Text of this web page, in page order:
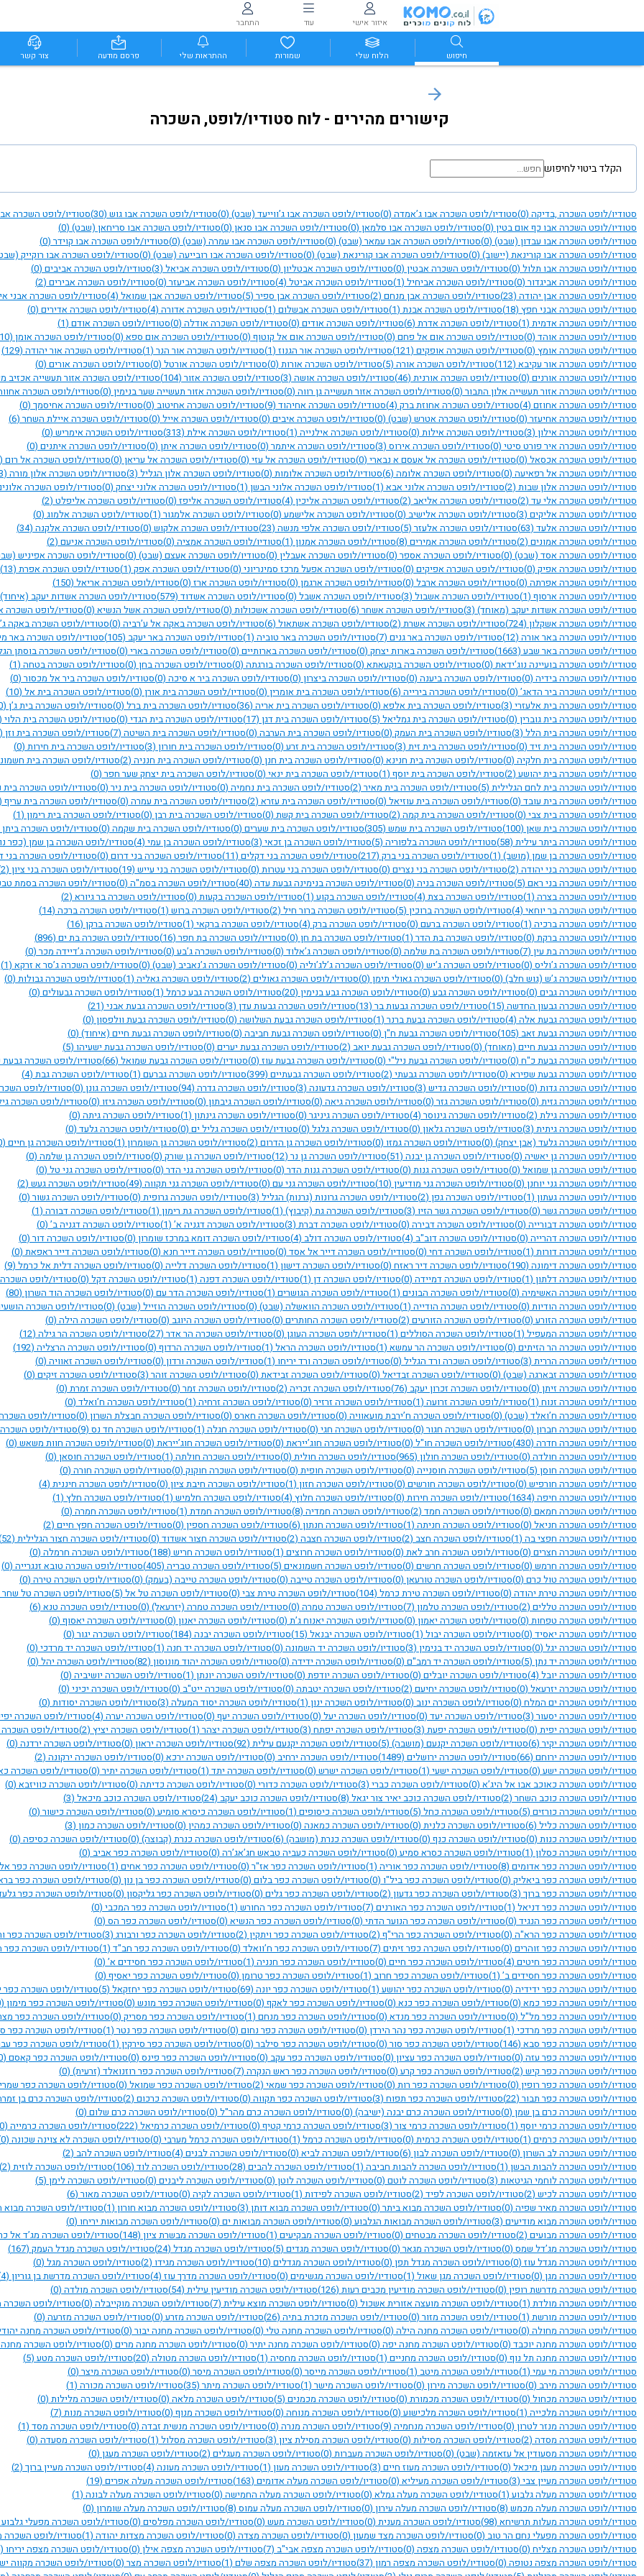
איזור אישי עוד התחבר
חיפוש הלוח שלי שמורות ההתראות שלי פרסם מודעה צור קשר
קישורים מהירים - לוח סטודיו/לופט, השכרה
הקלד ביטוי לחיפוש
סטודיו/לופט השכרה ,בדיקה (0) סטודיו/לופט השכרה אבו ג’אמדה (0) סטודיו/לופט השכרה אבו ג’ווייעד (שבט) (0) סטודיו/לופט השכרה אבו גוש (30) סטודיו/לופט השכרה
סטודיו/לופט השכרה אבו כף אום בטין (0) סטודיו/לופט השכרה אבו סלמאן (0) סטודיו/לופט השכרה אבו סנאן (0) סטודיו/לופט השכרה אבו סריחאן (שבט) (0)
סטודיו/לופט השכרה אבו עבדון (שבט) (0) סטודיו/לופט השכרה אבו עמאר (שבט) (0) סטודיו/לופט השכרה אבו עמרה (שבט) (0) סטודיו/לופט השכרה אבו קוידר (0)
סטודיו/לופט השכרה אבו קורינאת (יישוב) (0) סטודיו/לופט השכרה אבו קורינאת (שבט) (0) סטודיו/לופט השכרה אבו רובייעה (שבט) (0) סטודיו/לופט השכרה אבו רוקייק
סטודיו/לופט השכרה אבו תלול (0) סטודיו/לופט השכרה אבטין (0) סטודיו/לופט השכרה אבטליון (0) סטודיו/לופט השכרה אביאל (3) סטודיו/לופט השכרה אביבים (0)
סטודיו/לופט השכרה אביגדור (0) סטודיו/לופט השכרה אביחיל (1) סטודיו/לופט השכרה אביטל (4) סטודיו/לופט השכרה אביעזר (0) סטודיו/לופט השכרה אבירים (2)
סטודיו/לופט השכרה אבן יהודה (23) סטודיו/לופט השכרה אבן מנחם (2) סטודיו/לופט השכרה אבן ספיר (5) סטודיו/לופט השכרה אבן שמואל (4) סטודיו/לופט השכרה אבני
סטודיו/לופט השכרה אבני חפץ (18) סטודיו/לופט השכרה אבנת (1) סטודיו/לופט השכרה אבשלום (1) סטודיו/לופט השכרה אדורה (4) סטודיו/לופט השכרה אדירים (0)
סטודיו/לופט השכרה אדמית (1) סטודיו/לופט השכרה אדרת (6) סטודיו/לופט השכרה אודים (0) סטודיו/לופט השכרה אודלה (0) סטודיו/לופט השכרה אודם (1)
סטודיו/לופט השכרה אוהד (0) סטודיו/לופט השכרה אום אל פחם (0) סטודיו/לופט השכרה אום אל קוטוף (0) סטודיו/לופט השכרה אום ספא (0) סטודיו/לופט השכרה אומן (10)
סטודיו/לופט השכרה אומץ (0) סטודיו/לופט השכרה אופקים (121) סטודיו/לופט השכרה אור הגנוז (1) סטודיו/לופט השכרה אור הנר (1) סטודיו/לופט השכרה אור יהודה (129)
סטודיו/לופט השכרה אור עקיבא (112) סטודיו/לופט השכרה אורה (5) סטודיו/לופט השכרה אורות (0) סטודיו/לופט השכרה אורטל (0) סטודיו/לופט השכרה אורים (0)
סטודיו/לופט השכרה אורנים (0) סטודיו/לופט השכרה אורנית (46) סטודיו/לופט השכרה אושה (3) סטודיו/לופט השכרה אזור (104) סטודיו/לופט השכרה אזור תעשייה אכזיב
סטודיו/לופט השכרה אזור תעשייה אלון התבור (0) סטודיו/לופט השכרה אזור תעשייה גן רווה (0) סטודיו/לופט השכרה אזור תעשייה שער בנימין (0) סטודיו/לופט השכרה
סטודיו/לופט השכרה אחוזם (4) סטודיו/לופט השכרה אחוזת ברק (4) סטודיו/לופט השכרה אחיהוד (9) סטודיו/לופט השכרה אחיטוב (0) סטודיו/לופט השכרה אחיסמך (0)
סטודיו/לופט השכרה אחיעזר (0) סטודיו/לופט השכרה אטרש (שבט) (0) סטודיו/לופט השכרה איבים (0) סטודיו/לופט השכרה אייל (0) סטודיו/לופט השכרה איילת השחר (6)
סטודיו/לופט השכרה אילון (3) סטודיו/לופט השכרה אילות (0) סטודיו/לופט השכרה אילנייה (1) סטודיו/לופט השכרה אילת (313) סטודיו/לופט השכרה אימריש (0)
סטודיו/לופט השכרה איר פורט סיטי (0) סטודיו/לופט השכרה אירוס (3) סטודיו/לופט השכרה איתמר (0) סטודיו/לופט השכרה איתן (0) סטודיו/לופט השכרה איתנים (0)
סטודיו/לופט השכרה אכסאל (0) סטודיו/לופט השכרה אל אעסם א נבארי (0) סטודיו/לופט השכרה אל עזי (0) סטודיו/לופט השכרה אל עריאן (0) סטודיו/לופט השכרה אל רום (0)
סטודיו/לופט השכרה אל רפאיעה (0) סטודיו/לופט השכרה אלומה (6) סטודיו/לופט השכרה אלומות (0) סטודיו/לופט השכרה אלון הגליל (3) סטודיו/לופט השכרה אלון מורה (3)
סטודיו/לופט השכרה אלון שבות (2) סטודיו/לופט השכרה אלוני אבא (1) סטודיו/לופט השכרה אלוני הבשן (1) סטודיו/לופט השכרה אלוני יצחק (0) סטודיו/לופט השכרה
סטודיו/לופט השכרה אלי עד (2) סטודיו/לופט השכרה אליאב (2) סטודיו/לופט השכרה אליכין (4) סטודיו/לופט השכרה אליפז (0) סטודיו/לופט השכרה אליפלט (2)
סטודיו/לופט השכרה אליקים (3) סטודיו/לופט השכרה אלישיב (0) סטודיו/לופט השכרה אלישמע (0) סטודיו/לופט השכרה אלמגור (1) סטודיו/לופט השכרה אלמוג (0)
סטודיו/לופט השכרה אלעד (63) סטודיו/לופט השכרה אלעזר (5) סטודיו/לופט השכרה אלפי מנשה (23) סטודיו/לופט השכרה אלקוש (0) סטודיו/לופט השכרה אלקנה (34)
סטודיו/לופט השכרה אמונים (2) סטודיו/לופט השכרה אמירים (8) סטודיו/לופט השכרה אמנון (1) סטודיו/לופט השכרה אמציה (0) סטודיו/לופט השכרה אניעם (2)
סטודיו/לופט השכרה אסד (שבט) (0) סטודיו/לופט השכרה אספר (0) סטודיו/לופט השכרה אעבלין (0) סטודיו/לופט השכרה אעצם (שבט) (0) סטודיו/לופט השכרה אפיניש
סטודיו/לופט השכרה אפיק (0) סטודיו/לופט השכרה אפיקים (0) סטודיו/לופט השכרה אפעל מרכז סמינריוני (0) סטודיו/לופט השכרה אפק (1) סטודיו/לופט השכרה אפרת (13)
סטודיו/לופט השכרה אפרתה (0) סטודיו/לופט השכרה ארבל (0) סטודיו/לופט השכרה ארגמן (0) סטודיו/לופט השכרה ארז (0) סטודיו/לופט השכרה אריאל (150)
סטודיו/לופט השכרה ארסוף (1) סטודיו/לופט השכרה אשבול (3) סטודיו/לופט השכרה אשבל (0) סטודיו/לופט השכרה אשדוד (579) סטודיו/לופט השכרה אשדות יעקב (איחוד)
סטודיו/לופט השכרה אשדות יעקב (מאוחד) (3) סטודיו/לופט השכרה אשחר (6) סטודיו/לופט השכרה אשכולות (0) סטודיו/לופט השכרה אשל הנשיא (0) סטודיו/לופט השכרה
סטודיו/לופט השכרה אשקלון (724) סטודיו/לופט השכרה אשרת (2) סטודיו/לופט השכרה אשתאול (6) סטודיו/לופט השכרה באקה אל ע’רביה (0) סטודיו/לופט השכרה באקה
סטודיו/לופט השכרה באר אורה (12) סטודיו/לופט השכרה באר גנים (7) סטודיו/לופט השכרה באר טוביה (1) סטודיו/לופט השכרה באר יעקב (105) סטודיו/לופט השכרה באר
סטודיו/לופט השכרה באר שבע (1663) סטודיו/לופט השכרה בארות יצחק (0) סטודיו/לופט השכרה בארותיים (0) סטודיו/לופט השכרה בארי (0) סטודיו/לופט השכרה בוסתן
סטודיו/לופט השכרה בועיינה נוג’ידאת (0) סטודיו/לופט השכרה בוקעאתא (0) סטודיו/לופט השכרה בורגתה (0) סטודיו/לופט השכרה בחן (0) סטודיו/לופט השכרה בטחה (1)
סטודיו/לופט השכרה בידיה (0) סטודיו/לופט השכרה ביענה (0) סטודיו/לופט השכרה ביצרון (0) סטודיו/לופט השכרה ביר א סיכה (0) סטודיו/לופט השכרה ביר אל מכסור (0)
סטודיו/לופט השכרה ביר הדאג’ (0) סטודיו/לופט השכרה בירייה (6) סטודיו/לופט השכרה בית אומרין (0) סטודיו/לופט השכרה בית אורן (0) סטודיו/לופט השכרה בית אל (10)
סטודיו/לופט השכרה בית אלעזרי (3) סטודיו/לופט השכרה בית אלפא (0) סטודיו/לופט השכרה בית אריה (36) סטודיו/לופט השכרה בית ברל (0) סטודיו/לופט השכרה בית ג’ן (0)
סטודיו/לופט השכרה בית גוברין (0) סטודיו/לופט השכרה בית גמליאל (5) סטודיו/לופט השכרה בית דגן (17) סטודיו/לופט השכרה בית הגדי (0) סטודיו/לופט השכרה בית הלוי
סטודיו/לופט השכרה בית הלל (3) סטודיו/לופט השכרה בית העמק (0) סטודיו/לופט השכרה בית הערבה (0) סטודיו/לופט השכרה בית השיטה (7) סטודיו/לופט השכרה בית וזן (0)
סטודיו/לופט השכרה בית זיד (0) סטודיו/לופט השכרה בית זית (3) סטודיו/לופט השכרה בית זרע (0) סטודיו/לופט השכרה בית חורון (3) סטודיו/לופט השכרה בית חירות (0)
סטודיו/לופט השכרה בית חלקיה (0) סטודיו/לופט השכרה בית חנינא (0) סטודיו/לופט השכרה בית חנן (0) סטודיו/לופט השכרה בית חנניה (2) סטודיו/לופט השכרה בית
סטודיו/לופט השכרה בית יהושע (2) סטודיו/לופט השכרה בית יוסף (1) סטודיו/לופט השכרה בית ינאי (0) סטודיו/לופט השכרה בית יצחק שער חפר (0)
סטודיו/לופט השכרה בית לחם הגלילית (5) סטודיו/לופט השכרה בית מאיר (2) סטודיו/לופט השכרה בית נחמיה (0) סטודיו/לופט השכרה בית ניר (0) סטודיו/לופט השכרה בית
סטודיו/לופט השכרה בית עובד (0) סטודיו/לופט השכרה בית עוזיאל (0) סטודיו/לופט השכרה בית עזרא (2) סטודיו/לופט השכרה בית עמרה (0) סטודיו/לופט השכרה בית עריף
סטודיו/לופט השכרה בית צבי (0) סטודיו/לופט השכרה בית קמה (2) סטודיו/לופט השכרה בית קשת (0) סטודיו/לופט השכרה בית רבן (0) סטודיו/לופט השכרה בית רימון (1)
סטודיו/לופט השכרה בית שאן (100) סטודיו/לופט השכרה בית שמש (305) סטודיו/לופט השכרה בית שערים (0) סטודיו/לופט השכרה בית שקמה (0) סטודיו/לופט השכרה ביתן
סטודיו/לופט השכרה ביתר עילית (58) סטודיו/לופט השכרה בלפוריה (5) סטודיו/לופט השכרה בן זכאי (3) סטודיו/לופט השכרה בן עמי (4) סטודיו/לופט השכרה בן שמן (כפר
סטודיו/לופט השכרה בן שמן (מושב) (1) סטודיו/לופט השכרה בני ברק (217) סטודיו/לופט השכרה בני דקלים (11) סטודיו/לופט השכרה בני דרום (0) סטודיו/לופט השכרה בני
סטודיו/לופט השכרה בני יהודה (2) סטודיו/לופט השכרה בני נצרים (0) סטודיו/לופט השכרה בני עטרות (0) סטודיו/לופט השכרה בני עייש (19) סטודיו/לופט השכרה בני ציון (2)
סטודיו/לופט השכרה בני ראם (5) סטודיו/לופט השכרה בניה (0) סטודיו/לופט השכרה בנימינה גבעת עדה (40) סטודיו/לופט השכרה בסמ"ה (0) סטודיו/לופט השכרה בסמת
סטודיו/לופט השכרה בצרה (1) סטודיו/לופט השכרה בצת (4) סטודיו/לופט השכרה בקוע (1) סטודיו/לופט השכרה בקעות (0) סטודיו/לופט השכרה בר גיורא (2)
סטודיו/לופט השכרה בר יוחאי (4) סטודיו/לופט השכרה ברוכין (5) סטודיו/לופט השכרה ברור חיל (2) סטודיו/לופט השכרה ברוש (1) סטודיו/לופט השכרה ברכה (14)
סטודיו/לופט השכרה ברכיה (1) סטודיו/לופט השכרה ברעם (0) סטודיו/לופט השכרה ברק (4) סטודיו/לופט השכרה ברקאי (1) סטודיו/לופט השכרה ברקן (16)
סטודיו/לופט השכרה ברקת (0) סטודיו/לופט השכרה בת הדר (1) סטודיו/לופט השכרה בת חן (0) סטודיו/לופט השכרה בת חפר (16) סטודיו/לופט השכרה בת ים (896)
סטודיו/לופט השכרה בת עין (7) סטודיו/לופט השכרה בת שלמה (0) סטודיו/לופט השכרה ג’אלוד (0) סטודיו/לופט השכרה ג’בע (0) סטודיו/לופט השכרה ג’דיידה מכר (0)
סטודיו/לופט השכרה ג’וליס (0) סטודיו/לופט השכרה ג’יש (0) סטודיו/לופט השכרה ג’לג’וליה (0) סטודיו/לופט השכרה ג’נאביב (שבט) (0) סטודיו/לופט השכרה ג’סר א זרקא (1)
סטודיו/לופט השכרה ג’ש (גוש חלב) (0) סטודיו/לופט השכרה גאולי תימן (0) סטודיו/לופט השכרה גאולים (2) סטודיו/לופט השכרה גאליה (1) סטודיו/לופט השכרה גבולות (0)
סטודיו/לופט השכרה גבים (0) סטודיו/לופט השכרה גבע (0) סטודיו/לופט השכרה גבע בנימין (20) סטודיו/לופט השכרה גבע כרמל (1) סטודיו/לופט השכרה גבעולים (0)
סטודיו/לופט השכרה גבעון החדשה (15) סטודיו/לופט השכרה גבעות בר (13) סטודיו/לופט השכרה גבעות עדן (3) סטודיו/לופט השכרה גבעת אבני (21)
סטודיו/לופט השכרה גבעת אלה (4) סטודיו/לופט השכרה גבעת ברנר (1) סטודיו/לופט השכרה גבעת השלושה (0) סטודיו/לופט השכרה גבעת וולפסון (0)
סטודיו/לופט השכרה גבעת זאב (105) סטודיו/לופט השכרה גבעת ח"ן (0) סטודיו/לופט השכרה גבעת חביבה (0) סטודיו/לופט השכרה גבעת חיים (איחוד) (0)
סטודיו/לופט השכרה גבעת חיים (מאוחד) (0) סטודיו/לופט השכרה גבעת יואב (2) סטודיו/לופט השכרה גבעת יערים (0) סטודיו/לופט השכרה גבעת ישעיהו (5)
סטודיו/לופט השכרה גבעת כ"ח (0) סטודיו/לופט השכרה גבעת ניל"י (0) סטודיו/לופט השכרה גבעת עוז (0) סטודיו/לופט השכרה גבעת שמואל (66) סטודיו/לופט השכרה
סטודיו/לופט השכרה גבעת שפירא (0) סטודיו/לופט השכרה גבעתי (2) סטודיו/לופט השכרה גבעתיים (399) סטודיו/לופט השכרה גברעם (1) סטודיו/לופט השכרה גבת (4)
סטודיו/לופט השכרה גדות (0) סטודיו/לופט השכרה גדיש (3) סטודיו/לופט השכרה גדעונה (3) סטודיו/לופט השכרה גדרה (94) סטודיו/לופט השכרה גונן (0) סטודיו/לופט
סטודיו/לופט השכרה גזית (0) סטודיו/לופט השכרה גזר (0) סטודיו/לופט השכרה גיאה (0) סטודיו/לופט השכרה גיבתון (0) סטודיו/לופט השכרה גיזו (0) סטודיו/לופט השכרה
סטודיו/לופט השכרה גילת (2) סטודיו/לופט השכרה גינוסר (4) סטודיו/לופט השכרה גיניגר (0) סטודיו/לופט השכרה גינתון (1) סטודיו/לופט השכרה גיתה (0)
סטודיו/לופט השכרה גיתית (3) סטודיו/לופט השכרה גלאון (0) סטודיו/לופט השכרה גלגל (0) סטודיו/לופט השכרה גליל ים (0) סטודיו/לופט השכרה גלעד (0)
סטודיו/לופט השכרה גלעד (אבן יצחק) (0) סטודיו/לופט השכרה גמזו (0) סטודיו/לופט השכרה גן הדרום (2) סטודיו/לופט השכרה גן השומרון (1) סטודיו/לופט השכרה גן חיים (0)
סטודיו/לופט השכרה גן יאשיה (0) סטודיו/לופט השכרה גן יבנה (51) סטודיו/לופט השכרה גן נר (12) סטודיו/לופט השכרה גן שורק (0) סטודיו/לופט השכרה גן שלמה (0)
סטודיו/לופט השכרה גן שמואל (0) סטודיו/לופט השכרה גנות (0) סטודיו/לופט השכרה גנות הדר (0) סטודיו/לופט השכרה גני הדר (0) סטודיו/לופט השכרה גני טל (0)
סטודיו/לופט השכרה גני יוחנן (0) סטודיו/לופט השכרה גני מודיעין (10) סטודיו/לופט השכרה גני עם (0) סטודיו/לופט השכרה גני תקווה (49) סטודיו/לופט השכרה געש (2)
סטודיו/לופט השכרה געתון (1) סטודיו/לופט השכרה גפן (2) סטודיו/לופט השכרה גרונות (גרנות) הגליל (3) סטודיו/לופט השכרה גרופית (0) סטודיו/לופט השכרה גשור (0)
סטודיו/לופט השכרה גשר (0) סטודיו/לופט השכרה גשר הזיו (3) סטודיו/לופט השכרה גת (קיבוץ) (1) סטודיו/לופט השכרה גת רימון (1) סטודיו/לופט השכרה דבורה (1)
סטודיו/לופט השכרה דבורייה (0) סטודיו/לופט השכרה דבירה (0) סטודיו/לופט השכרה דברת (3) סטודיו/לופט השכרה דגניה א’ (1) סטודיו/לופט השכרה דגניה ב’ (0)
סטודיו/לופט השכרה דהרייה (0) סטודיו/לופט השכרה דוב"ב (4) סטודיו/לופט השכרה דולב (4) סטודיו/לופט השכרה דומא במרכז שומרון (0) סטודיו/לופט השכרה דור (0)
סטודיו/לופט השכרה דורות (1) סטודיו/לופט השכרה דחי (0) סטודיו/לופט השכרה דייר אל אסד (0) סטודיו/לופט השכרה דייר חנא (0) סטודיו/לופט השכרה דייר ראפאת (0)
סטודיו/לופט השכרה דימונה (190) סטודיו/לופט השכרה דיר ראזח (0) סטודיו/לופט השכרה דישון (1) סטודיו/לופט השכרה דלייה (0) סטודיו/לופט השכרה דלית אל כרמל (9)
סטודיו/לופט השכרה דלתון (1) סטודיו/לופט השכרה דמיידה (0) סטודיו/לופט השכרה דן (1) סטודיו/לופט השכרה דפנה (1) סטודיו/לופט השכרה דקל (0) סטודיו/לופט
סטודיו/לופט השכרה האשימיה (0) סטודיו/לופט השכרה הבונים (1) סטודיו/לופט השכרה הגושרים (1) סטודיו/לופט השכרה הדר עם (0) סטודיו/לופט השכרה הוד השרון (80)
סטודיו/לופט השכרה הודיות (0) סטודיו/לופט השכרה הודייה (1) סטודיו/לופט השכרה הוואשלה (שבט) (0) סטודיו/לופט השכרה הוזייל (שבט) (0) סטודיו/לופט השכרה
סטודיו/לופט השכרה הזורע (0) סטודיו/לופט השכרה הזורעים (2) סטודיו/לופט השכרה החותרים (0) סטודיו/לופט השכרה היוגב (0) סטודיו/לופט השכרה הילה (0)
סטודיו/לופט השכרה המעפיל (1) סטודיו/לופט השכרה הסוללים (1) סטודיו/לופט השכרה העוגן (0) סטודיו/לופט השכרה הר אדר (27) סטודיו/לופט השכרה הר גילה (12)
סטודיו/לופט השכרה הר הזיתים (0) סטודיו/לופט השכרה הר עמשא (1) סטודיו/לופט השכרה הראל (1) סטודיו/לופט השכרה הרדוף (0) סטודיו/לופט השכרה הרצליה (192)
סטודיו/לופט השכרה הררית (3) סטודיו/לופט השכרה ורד הגליל (0) סטודיו/לופט השכרה ורד יריחו (1) סטודיו/לופט השכרה ורדון (0) סטודיו/לופט השכרה זאוויה (0)
סטודיו/לופט השכרה זבארגה (שבט) (0) סטודיו/לופט השכרה זבדיאל (0) סטודיו/לופט השכרה זבידאת (0) סטודיו/לופט השכרה זוהר (3) סטודיו/לופט השכרה זיקים (0)
סטודיו/לופט השכרה זיתן (0) סטודיו/לופט השכרה זכרון יעקב (76) סטודיו/לופט השכרה זכריה (2) סטודיו/לופט השכרה זמר (0) סטודיו/לופט השכרה זמרת (0)
סטודיו/לופט השכרה זנוח (1) סטודיו/לופט השכרה זרועה (1) סטודיו/לופט השכרה זרזיר (0) סטודיו/לופט השכרה זרחיה (1) סטודיו/לופט השכרה ח’ואלד (0)
סטודיו/לופט השכרה ח’ואלד (שבט) (0) סטודיו/לופט השכרה ח’ירבת מועאוויה (0) סטודיו/לופט השכרה חארס (0) סטודיו/לופט השכרה חבצלת השרון (0) סטודיו/לופט
סטודיו/לופט השכרה חברון (0) סטודיו/לופט השכרה חגור (0) סטודיו/לופט השכרה חגי (0) סטודיו/לופט השכרה חגלה (1) סטודיו/לופט השכרה חד נס (9) סטודיו/לופט
סטודיו/לופט השכרה חדרה (430) סטודיו/לופט השכרה חו"ל (0) סטודיו/לופט השכרה חוג’ייראת (0) סטודיו/לופט השכרה חוג’ייראת (0) סטודיו/לופט השכרה חוות משאש (0)
סטודיו/לופט השכרה חולדה (0) סטודיו/לופט השכרה חולון (965) סטודיו/לופט השכרה חולית (0) סטודיו/לופט השכרה חולתה (1) סטודיו/לופט השכרה חוסאן (0)
סטודיו/לופט השכרה חוסן (5) סטודיו/לופט השכרה חוסנייה (0) סטודיו/לופט השכרה חופית (0) סטודיו/לופט השכרה חוקוק (0) סטודיו/לופט השכרה חורה (0)
סטודיו/לופט השכרה חורפיש (0) סטודיו/לופט השכרה חורשים (0) סטודיו/לופט השכרה חזון (1) סטודיו/לופט השכרה חיבת ציון (0) סטודיו/לופט השכרה חיננית (4)
סטודיו/לופט השכרה חיפה (1634) סטודיו/לופט השכרה חירות (0) סטודיו/לופט השכרה חלוץ (4) סטודיו/לופט השכרה חלמיש (1) סטודיו/לופט השכרה חלץ (1)
סטודיו/לופט השכרה חמאם (0) סטודיו/לופט השכרה חמד (2) סטודיו/לופט השכרה חמדיה (8) סטודיו/לופט השכרה חמדת (1) סטודיו/לופט השכרה חמרה (0)
סטודיו/לופט השכרה חניאל (0) סטודיו/לופט השכרה חניתה (1) סטודיו/לופט השכרה חנתון (6) סטודיו/לופט השכרה חספין (0) סטודיו/לופט השכרה חפץ חיים (2)
סטודיו/לופט השכרה חפצי בה (1) סטודיו/לופט השכרה חצב (2) סטודיו/לופט השכרה חצבה (2) סטודיו/לופט השכרה חצור אשדוד (0) סטודיו/לופט השכרה חצור הגלילית (52)
סטודיו/לופט השכרה חצרים (0) סטודיו/לופט השכרה חרב לאת (0) סטודיו/לופט השכרה חרוצים (1) סטודיו/לופט השכרה חריש (188) סטודיו/לופט השכרה חרמלה (0)
סטודיו/לופט השכרה חרמש (0) סטודיו/לופט השכרה חרשים (0) סטודיו/לופט השכרה חשמונאים (5) סטודיו/לופט השכרה טבריה (405) סטודיו/לופט השכרה טובא זנגרייה (0)
סטודיו/לופט השכרה טול כרם (0) סטודיו/לופט השכרה טורעאן (0) סטודיו/לופט השכרה טייבה (0) סטודיו/לופט השכרה טייבה (בעמק) (0) סטודיו/לופט השכרה טירה (0)
סטודיו/לופט השכרה טירת יהודה (0) סטודיו/לופט השכרה טירת כרמל (104) סטודיו/לופט השכרה טירת צבי (0) סטודיו/לופט השכרה טל אל (5) סטודיו/לופט השכרה טל שחר
סטודיו/לופט השכרה טללים (2) סטודיו/לופט השכרה טלמון (7) סטודיו/לופט השכרה טמרה (0) סטודיו/לופט השכרה טמרה (יזרעאל) (0) סטודיו/לופט השכרה טנא (6)
סטודיו/לופט השכרה טפחות (0) סטודיו/לופט השכרה יאמון (0) סטודיו/לופט השכרה יאנוח ג’ת (0) סטודיו/לופט השכרה יאנון (0) סטודיו/לופט השכרה יאסוף (0)
סטודיו/לופט השכרה יאסיד (0) סטודיו/לופט השכרה יבול (1) סטודיו/לופט השכרה יבנאל (15) סטודיו/לופט השכרה יבנה (184) סטודיו/לופט השכרה יגור (0)
סטודיו/לופט השכרה יגל (0) סטודיו/לופט השכרה יד בנימין (3) סטודיו/לופט השכרה יד השמונה (0) סטודיו/לופט השכרה יד חנה (1) סטודיו/לופט השכרה יד מרדכי (0)
סטודיו/לופט השכרה יד נתן (5) סטודיו/לופט השכרה יד רמב"ם (0) סטודיו/לופט השכרה ידידה (0) סטודיו/לופט השכרה יהוד מונוסון (82) סטודיו/לופט השכרה יהל (0)
סטודיו/לופט השכרה יובל (4) סטודיו/לופט השכרה יובלים (0) סטודיו/לופט השכרה יודפת (0) סטודיו/לופט השכרה יונתן (1) סטודיו/לופט השכרה יושיביה (0)
סטודיו/לופט השכרה יזרעאל (0) סטודיו/לופט השכרה יחיעם (2) סטודיו/לופט השכרה יטבתה (0) סטודיו/לופט השכרה ייט"ב (0) סטודיו/לופט השכרה יכיני (0)
סטודיו/לופט השכרה ים המלח (0) סטודיו/לופט השכרה ינוב (0) סטודיו/לופט השכרה ינון (1) סטודיו/לופט השכרה יסוד המעלה (3) סטודיו/לופט השכרה יסודות (0)
סטודיו/לופט השכרה יסעור (3) סטודיו/לופט השכרה יעד (0) סטודיו/לופט השכרה יעל (0) סטודיו/לופט השכרה יעף (0) סטודיו/לופט השכרה יערה (4) סטודיו/לופט השכרה
סטודיו/לופט השכרה יפית (0) סטודיו/לופט השכרה יפעת (3) סטודיו/לופט השכרה יפתח (3) סטודיו/לופט השכרה יצהר (1) סטודיו/לופט השכרה יציץ (2) סטודיו/לופט השכרה
סטודיו/לופט השכרה יקיר (6) סטודיו/לופט השכרה יקנעם (מושבה) (5) סטודיו/לופט השכרה יקנעם עילית (92) סטודיו/לופט השכרה יראון (0) סטודיו/לופט השכרה ירדנה (0)
סטודיו/לופט השכרה ירוחם (66) סטודיו/לופט השכרה ירושלים (1489) סטודיו/לופט השכרה ירחיב (0) סטודיו/לופט השכרה ירכא (0) סטודיו/לופט השכרה ירקונה (2)
סטודיו/לופט השכרה ישע (0) סטודיו/לופט השכרה ישעי (1) סטודיו/לופט השכרה ישרש (0) סטודיו/לופט השכרה יתד (1) סטודיו/לופט השכרה יתיר (0) סטודיו/לופט השכרה
סטודיו/לופט השכרה כאוכב אבו אל היג’א (0) סטודיו/לופט השכרה כברי (3) סטודיו/לופט השכרה כדורי (0) סטודיו/לופט השכרה כדיתה (0) סטודיו/לופט השכרה כוויזבא (0)
סטודיו/לופט השכרה כוכב השחר (2) סטודיו/לופט השכרה כוכב יאיר צור יגאל (8) סטודיו/לופט השכרה כוכב יעקב (24) סטודיו/לופט השכרה כוכב מיכאל (3)
סטודיו/לופט השכרה כורזים (5) סטודיו/לופט השכרה כחל (5) סטודיו/לופט השכרה כיסופים (1) סטודיו/לופט השכרה כיסרא סומיע (0) סטודיו/לופט השכרה כישור (0)
סטודיו/לופט השכרה כליל (6) סטודיו/לופט השכרה כלנית (0) סטודיו/לופט השכרה כמאנה (0) סטודיו/לופט השכרה כמהין (0) סטודיו/לופט השכרה כמון (3)
סטודיו/לופט השכרה כנות (0) סטודיו/לופט השכרה כנף (0) סטודיו/לופט השכרה כנרת (מושבה) (6) סטודיו/לופט השכרה כנרת (קבוצה) (0) סטודיו/לופט השכרה כסיפה (0)
סטודיו/לופט השכרה כסלון (1) סטודיו/לופט השכרה כסרא סמיע (0) סטודיו/לופט השכרה כעביה טבאש חג’אג’רה (0) סטודיו/לופט השכרה כפר אביב (0)
סטודיו/לופט השכרה כפר אדומים (8) סטודיו/לופט השכרה כפר אוריה (1) סטודיו/לופט השכרה כפר אז"ר (0) סטודיו/לופט השכרה כפר אחים (1) סטודיו/לופט השכרה כפר
סטודיו/לופט השכרה כפר ביאליק (0) סטודיו/לופט השכרה כפר ביל"ו (0) סטודיו/לופט השכרה כפר בלום (0) סטודיו/לופט השכרה כפר בן נון (0) סטודיו/לופט השכרה כפר
סטודיו/לופט השכרה כפר ברוך (3) סטודיו/לופט השכרה כפר גדעון (2) סטודיו/לופט השכרה כפר גלים (0) סטודיו/לופט השכרה כפר גליקסון (0) סטודיו/לופט השכרה כפר
סטודיו/לופט השכרה כפר דניאל (1) סטודיו/לופט השכרה כפר האורנים (7) סטודיו/לופט השכרה כפר החורש (1) סטודיו/לופט השכרה כפר המכבי (0)
סטודיו/לופט השכרה כפר הנגיד (0) סטודיו/לופט השכרה כפר הנוער הדתי (0) סטודיו/לופט השכרה כפר הנשיא (0) סטודיו/לופט השכרה כפר הס (0)
סטודיו/לופט השכרה כפר הרא"ה (0) סטודיו/לופט השכרה כפר הרי"ף (2) סטודיו/לופט השכרה כפר ויתקין (2) סטודיו/לופט השכרה כפר ורבורג (3) סטודיו/לופט השכרה כפר
סטודיו/לופט השכרה כפר זוהרים (0) סטודיו/לופט השכרה כפר זיתים (7) סטודיו/לופט השכרה כפר ח’וואלד (0) סטודיו/לופט השכרה כפר חב"ד (1) סטודיו/לופט השכרה כפר
סטודיו/לופט השכרה כפר חיטים (4) סטודיו/לופט השכרה כפר חיים (0) סטודיו/לופט השכרה כפר חנניה (1) סטודיו/לופט השכרה כפר חסידים א’ (0)
סטודיו/לופט השכרה כפר חסידים ב’ (1) סטודיו/לופט השכרה כפר חרוב (1) סטודיו/לופט השכרה כפר טרומן (0) סטודיו/לופט השכרה כפר יאסיף (0)
סטודיו/לופט השכרה כפר ידידיה (0) סטודיו/לופט השכרה כפר יהושע (1) סטודיו/לופט השכרה כפר יונה (69) סטודיו/לופט השכרה כפר יחזקאל (5) סטודיו/לופט השכרה כפר
סטודיו/לופט השכרה כפר כמא (0) סטודיו/לופט השכרה כפר כנא (0) סטודיו/לופט השכרה כפר לאקף (0) סטודיו/לופט השכרה כפר מונש (0) סטודיו/לופט השכרה כפר מימון (0)
סטודיו/לופט השכרה כפר מל"ל (0) סטודיו/לופט השכרה כפר מנדא (0) סטודיו/לופט השכרה כפר מנחם (1) סטודיו/לופט השכרה כפר מסריק (0) סטודיו/לופט השכרה כפר
סטודיו/לופט השכרה כפר מרדכי (1) סטודיו/לופט השכרה כפר נהר הירדן (0) סטודיו/לופט השכרה כפר נחום (0) סטודיו/לופט השכרה כפר נטר (1) סטודיו/לופט השכרה כפר
סטודיו/לופט השכרה כפר סבא (146) סטודיו/לופט השכרה כפר סור (0) סטודיו/לופט השכרה כפר סילבר (0) סטודיו/לופט השכרה כפר סירקין (1) סטודיו/לופט השכרה כפר
סטודיו/לופט השכרה כפר עזה (0) סטודיו/לופט השכרה כפר עציון (0) סטודיו/לופט השכרה כפר עקב (0) סטודיו/לופט השכרה כפר פינס (0) סטודיו/לופט השכרה כפר קאסם (0)
סטודיו/לופט השכרה כפר קיש (2) סטודיו/לופט השכרה כפר קרע (0) סטודיו/לופט השכרה כפר ראש הנקרה (7) סטודיו/לופט השכרה כפר רוזנואלד (זרעית) (0)
סטודיו/לופט השכרה כפר רופין (0) סטודיו/לופט השכרה כפר רות (0) סטודיו/לופט השכרה כפר שמאי (2) סטודיו/לופט השכרה כפר שמואל (0) סטודיו/לופט השכרה כפר
סטודיו/לופט השכרה כפר תבור (22) סטודיו/לופט השכרה כפר תפוח (3) סטודיו/לופט השכרה כפר תקווה (0) סטודיו/לופט השכרה כרכום (2) סטודיו/לופט השכרה כרם בן
סטודיו/לופט השכרה כרם בן שמן (0) סטודיו/לופט השכרה כרם יבנה (ישיבה) (0) סטודיו/לופט השכרה כרם מהר"ל (0) סטודיו/לופט השכרה כרם שלום (0)
סטודיו/לופט השכרה כרמי יוסף (1) סטודיו/לופט השכרה כרמי צור (3) סטודיו/לופט השכרה כרמי קטיף (0) סטודיו/לופט השכרה כרמיאל (222) סטודיו/לופט השכרה כרמייה (0)
סטודיו/לופט השכרה כרמים (1) סטודיו/לופט השכרה כרמית (0) סטודיו/לופט השכרה כרמל (1) סטודיו/לופט השכרה כרמל מערבי (0) סטודיו/לופט השכרה לא צוינה שכונה (0)
סטודיו/לופט השכרה לב השרון (0) סטודיו/לופט השכרה לבון (6) סטודיו/לופט השכרה לביא (0) סטודיו/לופט השכרה לבנים (4) סטודיו/לופט השכרה להב (2)
סטודיו/לופט השכרה להבות הבשן (1) סטודיו/לופט השכרה להבות חביבה (1) סטודיו/לופט השכרה להבים (28) סטודיו/לופט השכרה לוד (106) סטודיו/לופט השכרה לוזית (2)
סטודיו/לופט השכרה לוחמי הגיטאות (3) סטודיו/לופט השכרה לוטם (0) סטודיו/לופט השכרה לוטן (0) סטודיו/לופט השכרה ליבנים (0) סטודיו/לופט השכרה לימן (5)
סטודיו/לופט השכרה לכיש (2) סטודיו/לופט השכרה לפיד (2) סטודיו/לופט השכרה לפידות (1) סטודיו/לופט השכרה לקיה (0) סטודיו/לופט השכרה מאור (6)
סטודיו/לופט השכרה מאיר שפיה (0) סטודיו/לופט השכרה מבוא ביתר (0) סטודיו/לופט השכרה מבוא דותן (3) סטודיו/לופט השכרה מבוא חורון (1) סטודיו/לופט השכרה
סטודיו/לופט השכרה מבוא מודיעים (3) סטודיו/לופט השכרה מבואות הגלבוע (0) סטודיו/לופט השכרה מבואות ים (0) סטודיו/לופט השכרה מבואות יריחו (0)
סטודיו/לופט השכרה מבועים (2) סטודיו/לופט השכרה מבטחים (0) סטודיו/לופט השכרה מבקיעים (1) סטודיו/לופט השכרה מבשרת ציון (148) סטודיו/לופט השכרה מג’ד אל
סטודיו/לופט השכרה מג’דל שמס (0) סטודיו/לופט השכרה מגאר (0) סטודיו/לופט השכרה מגדים (5) סטודיו/לופט השכרה מגדל (24) סטודיו/לופט השכרה מגדל העמק (167)
סטודיו/לופט השכרה מגדל עוז (0) סטודיו/לופט השכרה מגדל תפן (0) סטודיו/לופט השכרה מגדלים (10) סטודיו/לופט השכרה מגידו (2) סטודיו/לופט השכרה מגל (0)
סטודיו/לופט השכרה מגן (0) סטודיו/לופט השכרה מגן שאול (1) סטודיו/לופט השכרה מגשימים (0) סטודיו/לופט השכרה מדרך עוז (4) סטודיו/לופט השכרה מדרשת בן גוריון (4)
סטודיו/לופט השכרה מדרשת רופין (0) סטודיו/לופט השכרה מודיעין מכבים רעות (126) סטודיו/לופט השכרה מודיעין עילית (54) סטודיו/לופט השכרה מולדה (0)
סטודיו/לופט השכרה מולדת (1) סטודיו/לופט השכרה מועצה אזורית אשכול (0) סטודיו/לופט השכרה מוצא עילית (7) סטודיו/לופט השכרה מוקייבלה (0) סטודיו/לופט השכרה
סטודיו/לופט השכרה מורשת (1) סטודיו/לופט השכרה מזור (0) סטודיו/לופט השכרה מזכרת בתיה (26) סטודיו/לופט השכרה מזרע (0) סטודיו/לופט השכרה מזרעה (0)
סטודיו/לופט השכרה מחולה (0) סטודיו/לופט השכרה מחנה הילה (0) סטודיו/לופט השכרה מחנה טלי (0) סטודיו/לופט השכרה מחנה יבור (0) סטודיו/לופט השכרה מחנה
סטודיו/לופט השכרה מחנה יוכבד (0) סטודיו/לופט השכרה מחנה יפה (0) סטודיו/לופט השכרה מחנה יתיר (0) סטודיו/לופט השכרה מחנה מרים (0) סטודיו/לופט השכרה
סטודיו/לופט השכרה מחנה תל נוף (0) סטודיו/לופט השכרה מחניים (1) סטודיו/לופט השכרה מחסיה (1) סטודיו/לופט השכרה מטולה (20) סטודיו/לופט השכרה מטע (5)
סטודיו/לופט השכרה מי עמי (1) סטודיו/לופט השכרה מיטב (1) סטודיו/לופט השכרה מייסר (0) סטודיו/לופט השכרה מיסר (0) סטודיו/לופט השכרה מיצר (0)
סטודיו/לופט השכרה מירב (0) סטודיו/לופט השכרה מירון (0) סטודיו/לופט השכרה מישר (1) סטודיו/לופט השכרה מיתר (35) סטודיו/לופט השכרה מכורה (1)
סטודיו/לופט השכרה מכחול (0) סטודיו/לופט השכרה מכמורת (0) סטודיו/לופט השכרה מכמנים (5) סטודיו/לופט השכרה מלאה (0) סטודיו/לופט השכרה מלילות (0)
סטודיו/לופט השכרה מלכייה (1) סטודיו/לופט השכרה מלכישוע (0) סטודיו/לופט השכרה מנוחה (0) סטודיו/לופט השכרה מנוף (0) סטודיו/לופט השכרה מנות (7)
סטודיו/לופט השכרה מנזר לטרון (0) סטודיו/לופט השכרה מנחמיה (9) סטודיו/לופט השכרה מנרה (0) סטודיו/לופט השכרה מנשית זבדה (0) סטודיו/לופט השכרה מסד (1)
סטודיו/לופט השכרה מסדה (2) סטודיו/לופט השכרה מסילות (0) סטודיו/לופט השכרה מסילת ציון (3) סטודיו/לופט השכרה מסלול (1) סטודיו/לופט השכרה מסעדה (0)
סטודיו/לופט השכרה מסעודין אל עזאזמה (שבט) (0) סטודיו/לופט השכרה מעברות (0) סטודיו/לופט השכרה מעגלים (2) סטודיו/לופט השכרה מעגן (0)
סטודיו/לופט השכרה מעגן מיכאל (0) סטודיו/לופט השכרה מעוז חיים (3) סטודיו/לופט השכרה מעון (1) סטודיו/לופט השכרה מעונה (4) סטודיו/לופט השכרה מעיין ברוך (2)
סטודיו/לופט השכרה מעיין צבי (3) סטודיו/לופט השכרה מעיליא (0) סטודיו/לופט השכרה מעלה אדומים (163) סטודיו/לופט השכרה מעלה אפרים (19)
סטודיו/לופט השכרה מעלה גלבוע (1) סטודיו/לופט השכרה מעלה גמלא (0) סטודיו/לופט השכרה מעלה החמישה (0) סטודיו/לופט השכרה מעלה לבונה (1)
סטודיו/לופט השכרה מעלה מכמש (8) סטודיו/לופט השכרה מעלה עירון (0) סטודיו/לופט השכרה מעלה עמוס (8) סטודיו/לופט השכרה מעלה שומרון (0)
סטודיו/לופט השכרה מעלות תרשיחא (98) סטודיו/לופט השכרה מענית (0) סטודיו/לופט השכרה מעש (0) סטודיו/לופט השכרה מפלסים (0) סטודיו/לופט השכרה מפעלי גלבוע
סטודיו/לופט השכרה מפעלי נחם הר טוב (0) סטודיו/לופט השכרה מצד שמעון (0) סטודיו/לופט השכרה מצדה (0) סטודיו/לופט השכרה מצדות יהודה (1) סטודיו/לופט השכרה
סטודיו/לופט השכרה מצליח (0) סטודיו/לופט השכרה מצפה (0) סטודיו/לופט השכרה מצפה אבי"ב (7) סטודיו/לופט השכרה מצפה אילן (0) סטודיו/לופט השכרה מצפה יריחו (5)
סטודיו/לופט השכרה מצפה נטופה (0) סטודיו/לופט השכרה מצפה רמון (37) סטודיו/לופט השכרה מצפה שלם (1) סטודיו/לופט השכרה מצר (0) סטודיו/לופט השכרה מקווה